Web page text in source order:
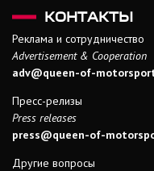
КОНТАКТЫ
Реклама и сотрудничество
Advertisement & Cooperation
adv@queen-of-
Пресс-релизы
Press releases
press@queen-of-
Другие вопросы